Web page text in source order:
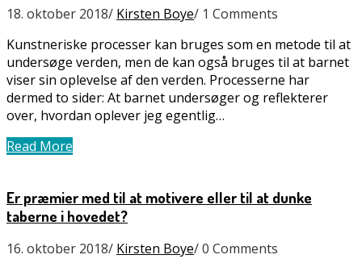
18. oktober 2018/ Kirsten Boye/ 1 Comments
Kunstneriske processer kan bruges som en metode til at
undersøge verden, men de kan også bruges til at barnet
viser sin oplevelse af den verden. Processerne har
dermed to sider: At barnet undersøger og reflekterer
over, hvordan oplever jeg egentlig…
Read More
Er præmier med til at motivere eller til at dunke
taberne i hovedet?
16. oktober 2018/ Kirsten Boye/0 Comments